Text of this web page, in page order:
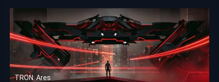
TRON: Ares